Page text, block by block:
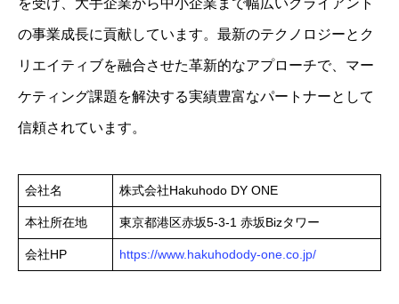
を受け、大手企業から中小企業まで幅広いクライアント
の事業成長に貢献しています。最新のテクノロジーとク
リエイティブを融合させた革新的なアプローチで、マー
ケティング課題を解決する実績豊富なパートナーとして
信頼されています。
会社名 株式会社Hakuhodo DY ONE
本社所在地 東京都港区赤坂5-3-1 赤坂Bizタワー
会社HP https://www.hakuhodody-one.co.jp/